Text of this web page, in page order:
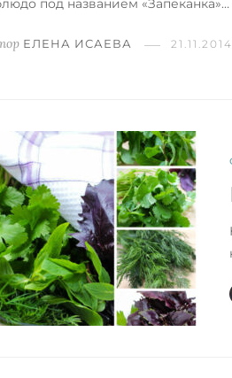
ЕЛЕНА ИСАЕВА 21.11.2014